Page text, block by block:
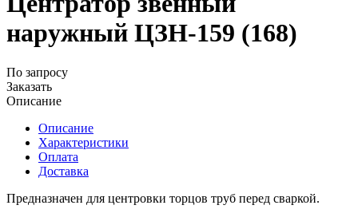
наружный ЦЗН-159 (168)
По запросу
Заказать
Описание
Описание
Характеристики
Оплата
Доставка
Предназначен для центровки торцов труб перед сваркой.